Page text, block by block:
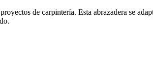
de carpintería. Esta abrazadera se